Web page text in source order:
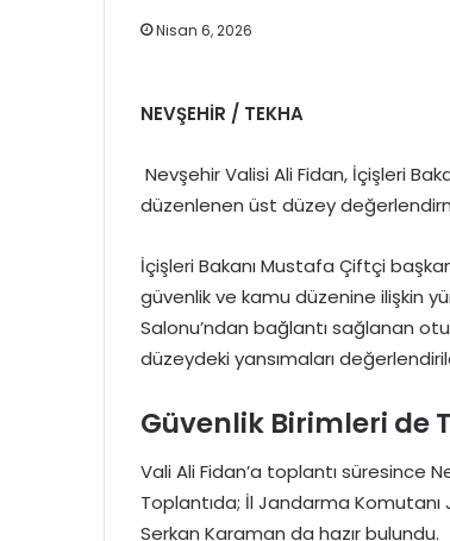
Nisan 6, 2026
NEVŞEHİR / TEKHA
Nevşehir Valisi Ali Fidan, İçişleri
düzenlenen üst düzey
İçişleri Bakanı Mustafa Çiftçi
güvenlik ve kamu düzenine ilişkin
Salonu’ndan bağlantı sağlanan
düzeydeki yansımaları
Güvenlik Birimleri de
Vali Ali Fidan’a toplantı süresince
Toplantıda; İl Jandarma
Serkan Karaman da hazır bulundu.